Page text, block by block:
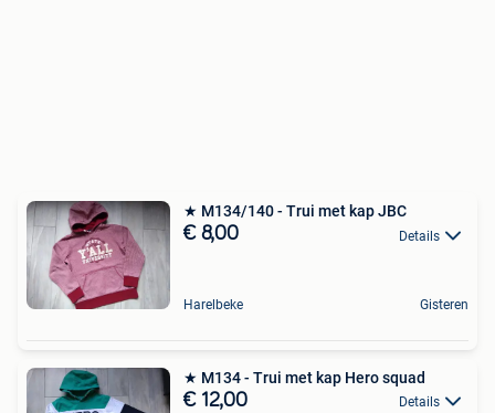
★ M134/140 - Trui met kap JBC
€ 8,00 Details
Harelbeke Gisteren
★ M134 - Trui met kap Hero squad
€ 12,00 Details